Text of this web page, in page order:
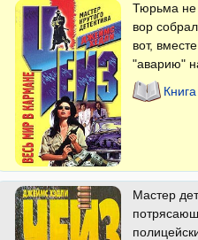
Тюрьма не
вор
вот,
"аварию"
Мастер